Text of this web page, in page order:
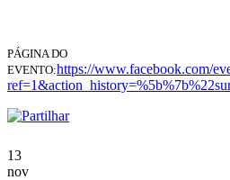
PÁGINA DO
EVENTO:https://www.facebook.com/
13
nov